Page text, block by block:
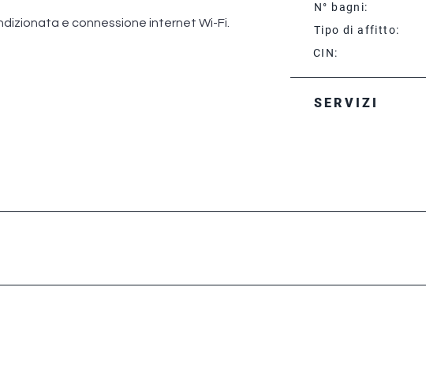
e connessione internet Wi-Fi.
N° bagni:
Tipo di affitto:
CIN:
SERVIZI